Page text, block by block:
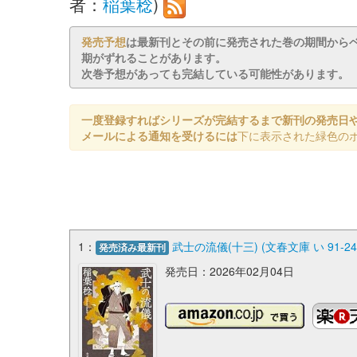
発売予想は最新刊とその前に発売された巻の期間か
期がずれることがあります。
次巻予想があっても完結している可能性があります。
一度登録すればシリーズが完結するまで新刊の発売日
メールによる通知を受けるには下に表示された緑色の
1： 発売済み最新刊 武士の流儀(十三) (文春文庫 い 91-
発売日：2026年02月04日